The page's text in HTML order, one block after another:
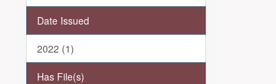
Date Issued
2022 (1)
Has File(s)